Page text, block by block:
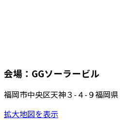
会場：GGソーラービル
福岡市中央区天神３-４-９福岡県
拡大地図を表示